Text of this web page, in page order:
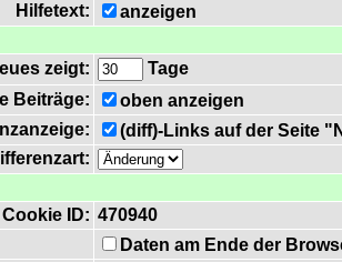
Hilfetext:
anzeigen
zeigt:
Tage
Beiträge:
oben anzeigen
(diff)-Links auf der Seite
Cookie ID: 470940
Daten am Ende der